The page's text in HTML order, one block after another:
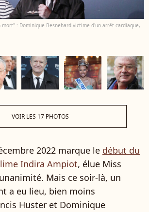
: Dominique Besnehard victime d'un arrêt cardiaque,
VOIR LES 17 PHOTOS
2022 marque le début du
Indira Ampiot, élue Miss
Mais ce soir-là, un
a eu lieu, bien moins
Huster et Dominique